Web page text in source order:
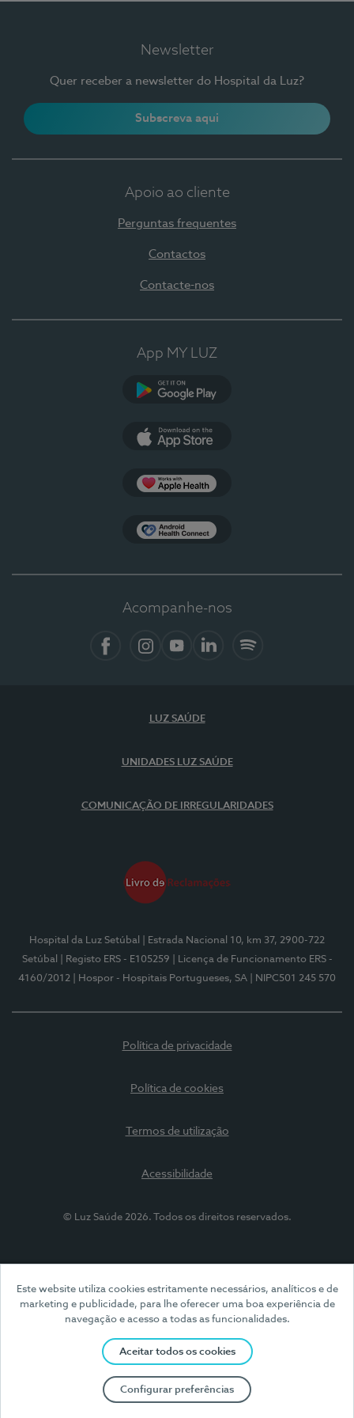
Este website utiliza cookies estritamente necessários, analíticos e de
marketing e publicidade, para lhe oferecer uma boa experiência de
navegação e acesso a todas as funcionalidades.
Aceitar todos os cookies
Configurar preferências
Newsletter
Quer receber a newsletter do Hospital da Luz?
Subscreva aqui
Apoio ao cliente
Perguntas frequentes
Contactos
Contacte-nos
App MY LUZ
Acompanhe-nos
LUZ SAÚDE
UNIDADES LUZ SAÚDE
COMUNICAÇÃO DE IRREGULARIDADES
Hospital da Luz Setúbal
| Estrada Nacional 10, km 37, 2900-722
Setúbal
| Registo ERS - E105259
| Licença de Funcionamento ERS -
4160/2012
| Hospor - Hospitais Portugueses, SA | NIPC501 245 570
Política de privacidade
Política de cookies
Termos de utilização
Acessibilidade
© Luz Saúde 2026. Todos os direitos reservados.